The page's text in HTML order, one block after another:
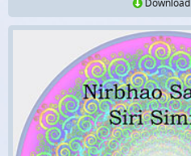
Download